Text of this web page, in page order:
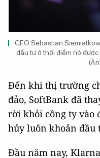
CEO Sebastian
đầu tư ở thời điểm nó
Đến khi thị trường
đảo, SoftBank đã
rời khỏi công ty vào
hủy luôn khoản đầu
Đầu năm nay,